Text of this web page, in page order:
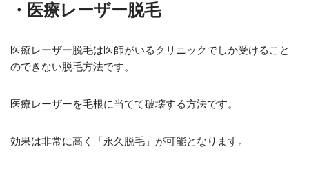
・医療レーザー脱毛
医療レーザー脱毛は医師がいるクリニックでしか受けること
のできない脱毛方法です。
医療レーザーを毛根に当てて破壊する方法です。
効果は非常に高く「永久脱毛」が可能となります。